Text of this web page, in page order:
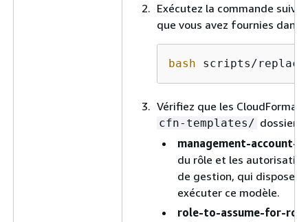
Exécutez la commande
que vous avez fournies dans
bash scripts/
Vérifiez que les
cfn-templates/ dossier :
management-account-
du rôle et les
de gestion, qui dispose
exécuter ce modèle.
role-to-assume-for-